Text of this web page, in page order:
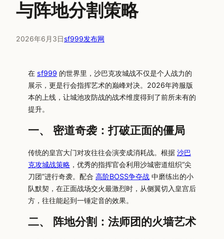
与阵地分割策略
2026年6月3日sf999发布网
在 sf999 的世界里，沙巴克攻城战不仅是个人战力的
展示，更是行会指挥艺术的巅峰对决。2026年跨服版
本的上线，让城池攻防战的战术维度得到了前所未有的
提升。
一、 密道奇袭：打破正面的僵局
传统的皇宫大门对攻往往会演变成消耗战。根据 沙巴
克攻城战策略 ，优秀的指挥官会利用沙城密道组织“尖
刀团”进行奇袭。配合 高阶BOSS争夺战 中磨练出的小
队默契，在正面战场交火最激烈时，从侧翼切入皇宫后
方，往往能起到一锤定音的效果。
二、 阵地分割：法师团的火墙艺术